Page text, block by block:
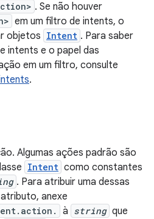
. Se não houver
em um filtro de intents, o
objetos Intent . Para saber
intents e o papel das
em um filtro, consulte
.
Algumas ações padrão são
Intent como constantes
. Para atribuir uma dessas
anexe
à string que